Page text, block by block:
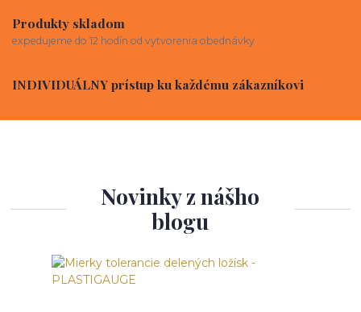
Produkty skladom
expedujeme do 12 hodín od vytvorenia obednávky
INDIVIDUÁLNY prístup ku každému zákazníkovi
Novinky z nášho
blogu